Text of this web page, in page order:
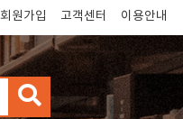
회원가입 고객센터 이용안내
검